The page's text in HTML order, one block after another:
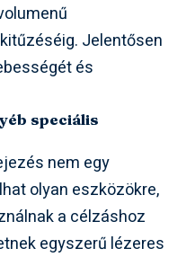
Jelentősen
és
speciális
nem egy
olyan eszközökre,
a célzáshoz
egyszerű lézeres